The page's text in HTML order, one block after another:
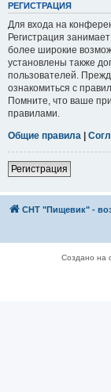
РЕГИСТРАЦИЯ
Для входа на
Регистрация
более широкие
установлены также
пользователей.
ознакомиться с
Помните, что ваше
правилами.
Общие правила |
Регистрация
СНТ "Пищевик" -
Создано на